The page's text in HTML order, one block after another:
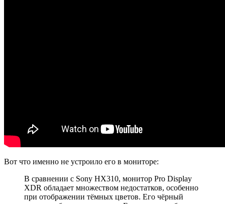
Вот что именно не устроило его в мониторе:
В сравнении с Sony HX310, монитор Pro Display
XDR обладает множеством недостатков, особенно
при отображении тёмных цветов. Его чёрный